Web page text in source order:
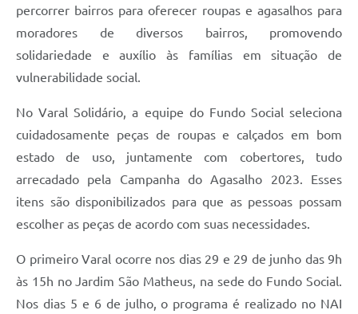
Associação dos Servidores Públicos Municipais de
Audiências Públicas
Arquivos para Download
Galeria de Vídeos
Contas Públicas
Legislação
Links Úteis
Serviços Online
percorrer bairros para oferecer roupas e agasalhos para
moradores de diversos bairros, promovendo
solidariedade e auxílio às famílias em situação de
vulnerabilidade social.
No Varal Solidário, a equipe do Fundo Social seleciona
cuidadosamente peças de roupas e calçados em bom
estado de uso, juntamente com cobertores, tudo
arrecadado pela Campanha do Agasalho 2023. Esses
itens são disponibilizados para que as pessoas possam
escolher as peças de acordo com suas necessidades.
O primeiro Varal ocorre nos dias 29 e 29 de junho das 9h
às 15h no Jardim São Matheus, na sede do Fundo Social.
Nos dias 5 e 6 de julho, o programa é realizado no NAI